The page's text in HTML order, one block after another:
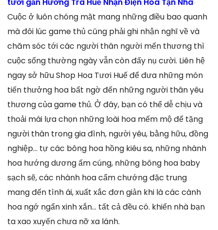
tươi gần Hương Trà Huế Nhận Điện Hoa Tận Nhà
Cuộc ở luôn chóng mặt mang những điều bao quanh
mà đôi lúc game thủ cũng phải ghi nhận nghĩ về và
chăm sóc tới các người thân người mến thương thì
cuộc sống thường ngày vẫn còn đấy nụ cười. Liên hệ
ngay sở hữu Shop Hoa Tươi Huế để đưa những món
tiến thưởng hoa bất ngờ đến những người thân yêu
thương của game thủ. Ở đây, bạn có thể dễ chịu và
thoải mái lựa chọn những loài hoa mếm mộ để tặng
người thân trong gia đình, người yêu, bằng hữu, đồng
nghiệp… tự các bông hoa hồng kiêu sa, những nhành
hoa hướng dương ấm cúng, những bông hoa baby
sạch sẽ, các nhành hoa cẩm chướng đặc trung
mang đến tình ái, xuất xắc đơn giản khi là các cành
hoa ngớ ngẩn xinh xắn… tất cả đều có. khiến nhà bạn
ta xao xuyến chưa nỡ xa lánh.